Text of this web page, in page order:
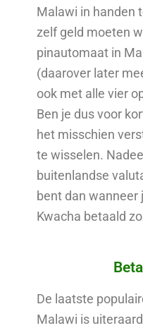
Malawi in handen
zelf geld moeten
pinautomaat in
(daarover later
ook met alle vier
Ben je dus voor
het misschien
te wisselen.
buitenlandse
bent dan wanneer
Kwacha betaald
De laatste
Malawi is